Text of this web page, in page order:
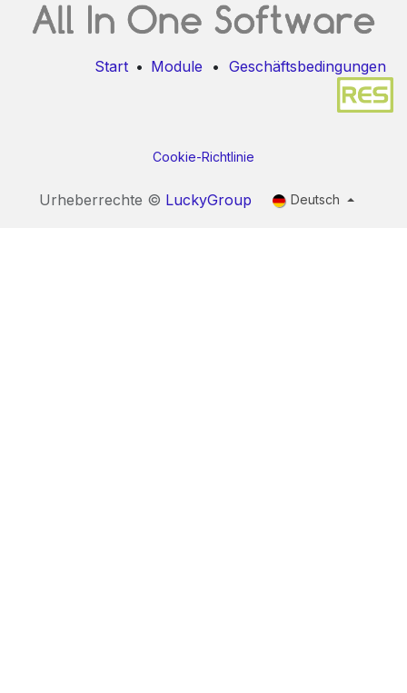
Start • Module • Geschäftsbedingungen
Cookie-Richtlinie
Urheberrechte © ​​​​​​LuckyGroup​​​​​​ Deutsch